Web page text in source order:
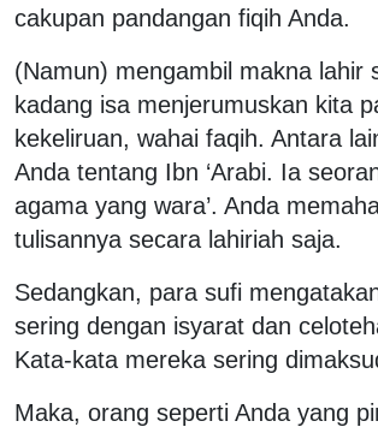
cakupan pandangan fiqih Anda.
(Namun) mengambil makna lahir
kadang isa menjerumuskan kita
kekeliruan, wahai faqih. Antara
Anda tentang Ibn ‘Arabi. Ia
agama yang wara’. Anda
tulisannya secara lahiriah saja.
Sedangkan, para sufi
sering dengan isyarat dan
Kata-kata mereka sering
Maka, orang seperti Anda yang